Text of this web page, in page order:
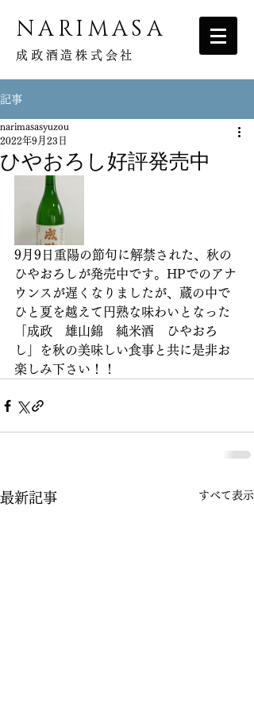
NARIMASA
成政酒造株式会社
記事
ひやおろし好評発売中
narimasasyuzou
2022年9月23日
9月9日重陽の節句に解禁された、秋の
ひやおろしが発売中です。HPでのアナ
ウンスが遅くなりましたが、蔵の中で
ひと夏を越えて円熟な味わいとなった
「成政　雄山錦　純米酒　ひやおろ
し」を秋の美味しい食事と共に是非お
楽しみ下さい！！
最新記事 すべて表示